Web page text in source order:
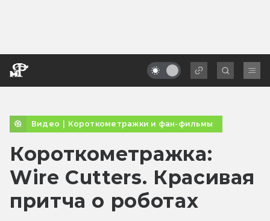
Видео | Короткометражки и фан-фильмы
Короткометражка:
Wire Cutters. Красивая
притча о роботах